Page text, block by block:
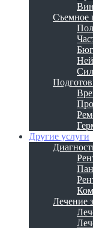
Съемное
Другие услуги
Лечение